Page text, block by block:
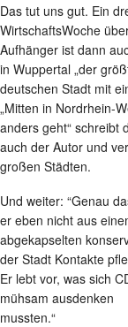
Das tut uns gut. Ein
WirtschaftsWoche
Aufhänger ist dann
in Wuppertal „der
deutschen Stadt mit
„Mitten in Nordrhein-
anders geht“ schreibt
auch der Autor und
großen Städten.
Und weiter: “Genau
er eben nicht aus
abgekapselten
der Stadt Kontakte
Er lebt vor, was sich
mühsam ausdenken
mussten.“